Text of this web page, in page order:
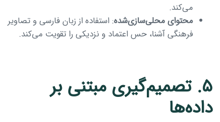
می‌کند.
محتوای محلی‌سازی‌شده: استفاده از زبان فارسی و تصاویر
فرهنگی آشنا، حس اعتماد و نزدیکی را تقویت می‌کند.
۵. تصمیم‌گیری مبتنی بر
داده‌ها